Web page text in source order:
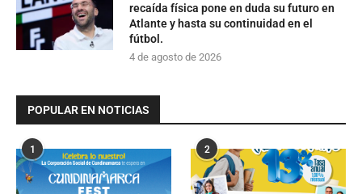
recaída física pone en duda su futuro en
Atlante y hasta su continuidad en el
fútbol.
4 de agosto de 2026
POPULAR EN NOTICIAS
1 2